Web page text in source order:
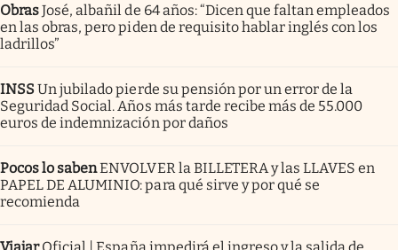
ObrasJosé, albañil de 64 años: “Dicen que faltan empleados
en las obras, pero piden de requisito hablar inglés con los
ladrillos”
INSSUn jubilado pierde su pensión por un error de la
Seguridad Social. Años más tarde recibe más de 55.000
euros de indemnización por daños
Pocos lo sabenENVOLVER la BILLETERA y las LLAVES en
PAPEL DE ALUMINIO: para qué sirve y por qué se
recomienda